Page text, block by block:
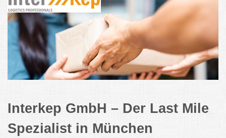
Interkep GmbH – Der Last Mile
Spezialist in München